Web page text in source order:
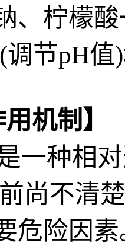
、柠檬
节pH值
机制】
一种相
尚不清
危险因